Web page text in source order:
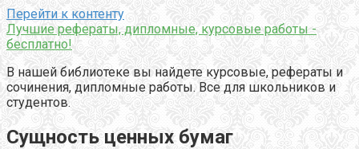
Перейти к контенту
Лучшие рефераты, дипломные, курсовые работы -
бесплатно!
В нашей библиотеке вы найдете курсовые, рефераты и
сочинения, дипломные работы. Все для школьников и
студентов.
Сущность ценных бумаг